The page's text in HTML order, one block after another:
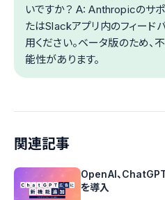
いですか？ A: Anthropicのサ
たはSlackアプリ内のフィード
用ください。ベータ版のため、
能性があります。
関連記事
OpenAI、
を導入